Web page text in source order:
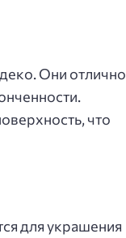
Они отлично
что
для украшения